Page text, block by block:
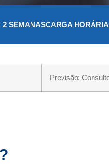
2 SEMANASCARGA
Previsão: